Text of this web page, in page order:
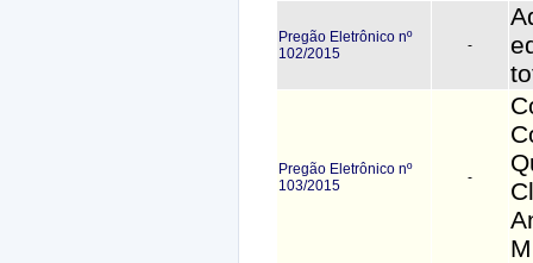
Pregão Eletrônico nº
102/2015
-
Pregão Eletrônico nº
103/2015
-